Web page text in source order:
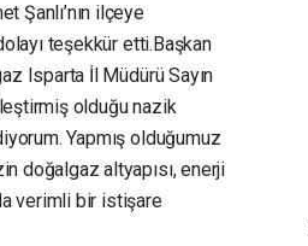
Şanlı’nın ilçeye
teşekkür etti.Başkan
Isparta İl Müdürü Sayın
olduğu nazik
Yapmış olduğumuz
doğalgaz altyapısı, enerji
verimli bir istişare